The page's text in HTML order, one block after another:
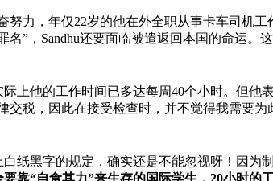
努力，年仅22岁的他在外全职从事卡车司机
”，Sandhu还要面临被遣返回本国的命运。
上他的工作时间已多达每周40个小时。但他
税，因此在接受检查时，并不觉得我需要为
纸黑字的规定，确实还是不能忽视呀！因为